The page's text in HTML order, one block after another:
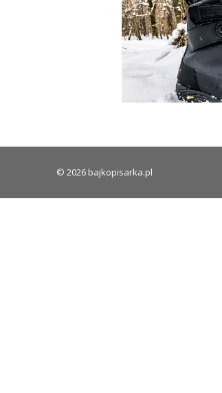
© 2026 bajkopisarka.pl